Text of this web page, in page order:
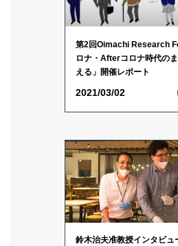
第2回Oimachi Research
ロナ・Afterコロナ時代の
える」開催レポート
2021/03/02
鈴木治夫准教授インタビュ